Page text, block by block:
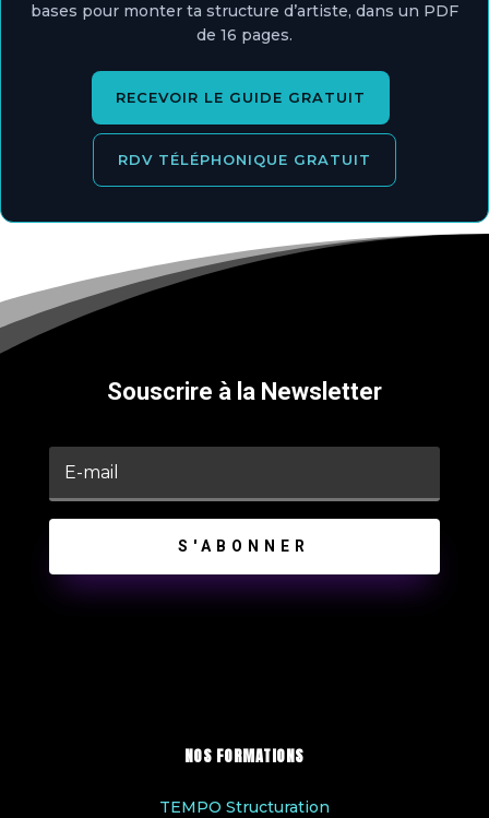
bases pour monter ta structure d’artiste, dans un PDF
de 16 pages.
RECEVOIR LE GUIDE GRATUIT
RDV TÉLÉPHONIQUE GRATUIT
Souscrire à la Newsletter
S'ABONNER
NOS FORMATIONS
TEMPO Structuration